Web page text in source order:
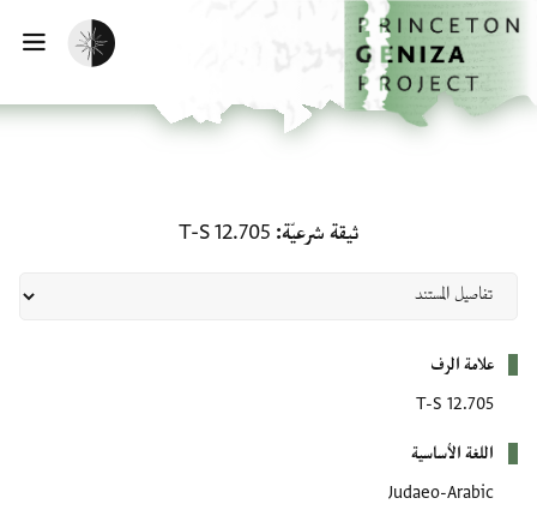
إلى المحتوى الرئيسي
الرئيسية
تفعيل الوضع المظلم
ثيقة شرعيّة T-S 12.705
علامة الرف
T-S 12.705
اللغة الأساسية
Judaeo-Arabic